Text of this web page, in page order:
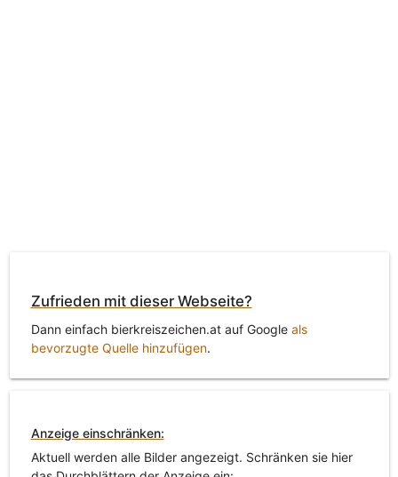
Zufrieden mit dieser Webseite?
Dann einfach bierkreiszeichen.at auf Google als
bevorzugte Quelle hinzufügen.
Anzeige einschränken:
Aktuell werden alle Bilder angezeigt. Schränken sie hier